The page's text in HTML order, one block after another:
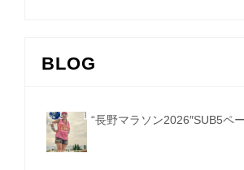
BLOG
“長野マラソン2026″SUB5ペ